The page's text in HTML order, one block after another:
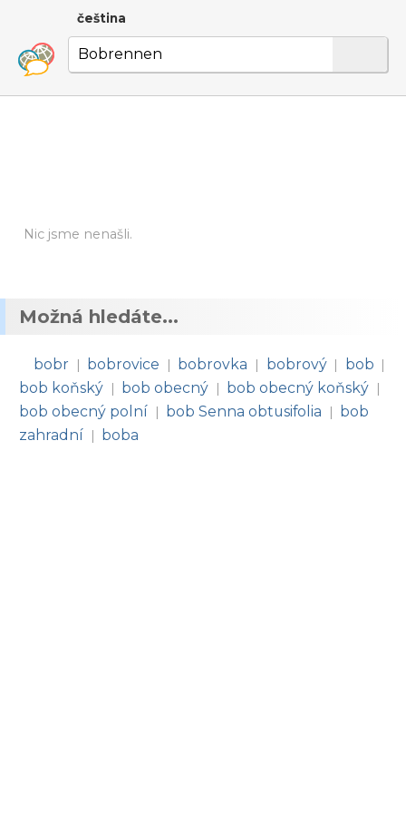
čeština
Nic jsme nenašli.
Možná hledáte...
bobr | bobrovice | bobrovka | bobrový | bob |
bob koňský | bob obecný | bob obecný koňský |
bob obecný polní | bob Senna obtusifolia | bob
zahradní | boba